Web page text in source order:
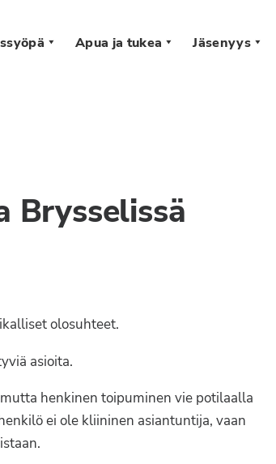
Apua ja tukea Jäsenyys
Brysselissä
olosuhteet.
asioita.
henkinen toipuminen vie potilaalla
ei ole kliininen asiantuntija, vaan